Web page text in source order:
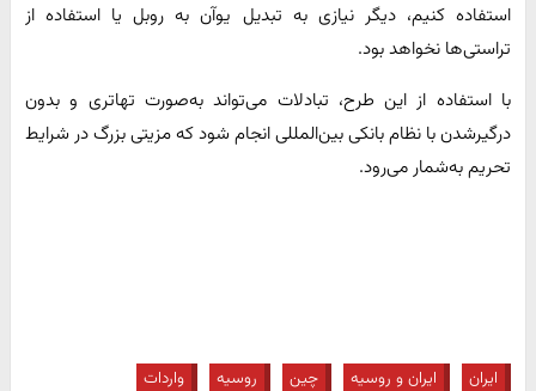
استفاده کنیم، دیگر نیازی به تبدیل یوآن به روبل یا استفاده از
تراستی‌ها نخواهد بود.
با استفاده از این طرح، تبادلات می‌تواند به‌صورت تهاتری و بدون
درگیرشدن با نظام بانکی بین‌المللی انجام شود که مزیتی بزرگ در شرایط
تحریم به‌شمار می‌رود.
ایران ایران و روسیه چین روسیه واردات